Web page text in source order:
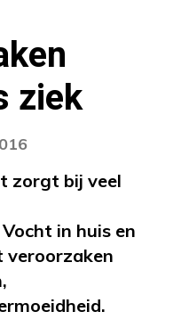
ziek
zorgt bij veel
in huis en
veroorzaken